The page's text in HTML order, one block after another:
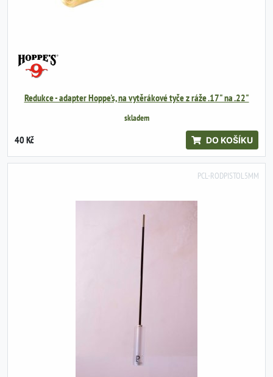
Redukce - adapter Hoppe's, na vytěrákové tyče z ráže .17" na .22"
skladem
40 Kč DO KOŠÍKU
PCL-RODPISTOL5MM